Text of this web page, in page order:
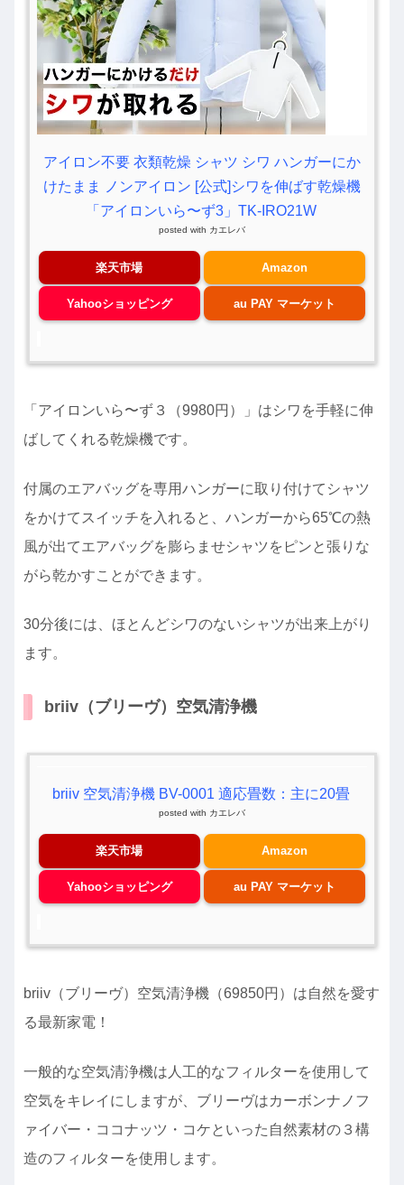
アイロン不要 衣類乾燥 シャツ シワ ハンガーにか
けたまま ノンアイロン [公式]シワを伸ばす乾燥機
「アイロンいら〜ず3」TK-IRO21W
posted with カエレバ
楽天市場 Amazon
Yahooショッピング au PAY マーケット
「アイロンいら〜ず３（9980円）」はシワを手軽に伸
ばしてくれる乾燥機です。
付属のエアバッグを専用ハンガーに取り付けてシャツ
をかけてスイッチを入れると、ハンガーから65℃の熱
風が出てエアバッグを膨らませシャツをピンと張りな
がら乾かすことができます。
30分後には、ほとんどシワのないシャツが出来上がり
ます。
briiv（ブリーヴ）空気清浄機
briiv 空気清浄機 BV-0001 適応畳数：主に20畳
posted with カエレバ
楽天市場 Amazon
Yahooショッピング au PAY マーケット
briiv（ブリーヴ）空気清浄機（69850円）は自然を愛す
る最新家電！
一般的な空気清浄機は人工的なフィルターを使用して
空気をキレイにしますが、ブリーヴはカーボンナノフ
ァイバー・ココナッツ・コケといった自然素材の３構
造のフィルターを使用します。